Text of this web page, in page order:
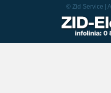
© Zid Service |